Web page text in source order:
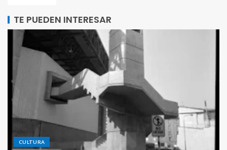
TE PUEDEN INTERESAR
CULTURA